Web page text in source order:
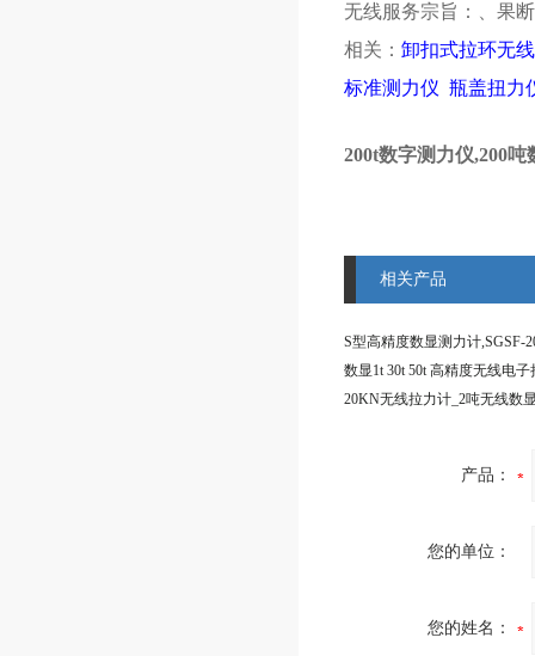
无线服务宗旨：、果
相关： 卸扣式拉环无
标准测力仪 瓶盖扭力
200t数字测力仪,200
相关产品
产品：
您的单位：
您的姓名：